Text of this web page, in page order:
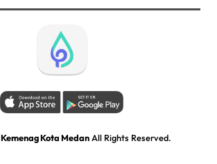
Kemenag Kota Medan All Rights Reserved.